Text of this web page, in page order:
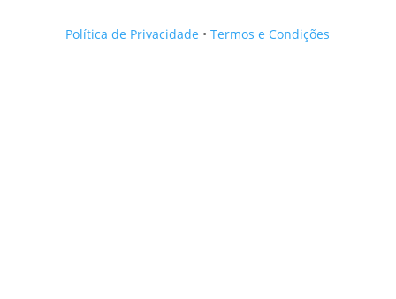
Política de Privacidade •Termos e Condições